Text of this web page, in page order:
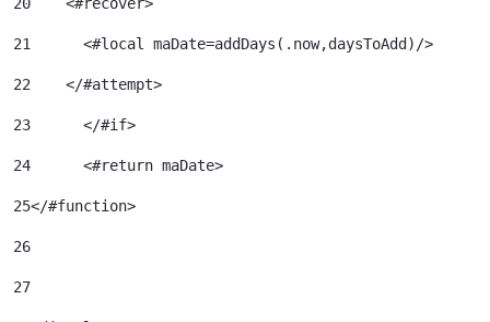
20
    <#recover>
21
      <#local maDate=addDays(.now,daysToAdd)/>
22
    </#attempt>
23
	</#if>
24
	<#return maDate>
25</#function>
26
27